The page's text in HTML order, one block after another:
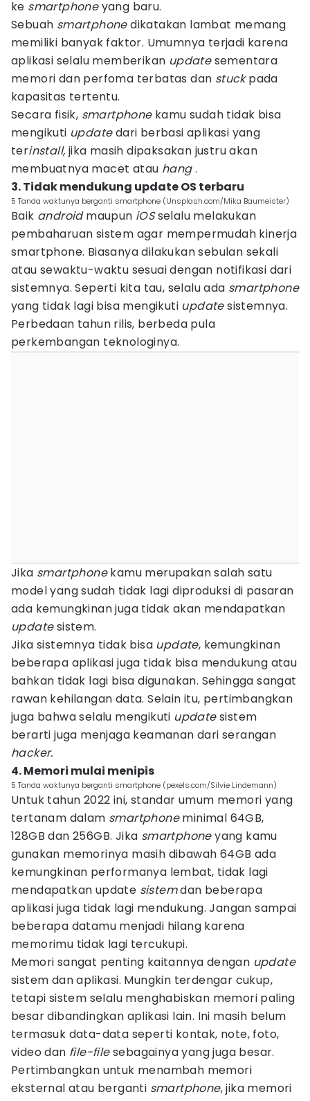
ke smartphoneyang baru.
Sebuah smartphonedikatakan lambat memang
memiliki banyak faktor. Umumnya terjadi karena
aplikasi selalu memberikan updatesementara
memori dan perfoma terbatas dan stuckpada
kapasitas tertentu.
Secara fisik, smartphonekamu sudah tidak bisa
mengikuti updatedari berbasi aplikasi yang
terinstall, jika masih dipaksakan justru akan
membuatnya macet atau hang.
3. Tidak mendukung update OS terbaru
5 Tanda waktunya berganti smartphone (Unsplash.com/Mika Baumeister)
Baik androidmaupun iOSselalu melakukan
pembaharuan sistem agar mempermudah kinerja
smartphone. Biasanya dilakukan sebulan sekali
atau sewaktu-waktu sesuai dengan notifikasi dari
sistemnya. Seperti kita tau, selalu ada smartphone
yang tidak lagi bisa mengikuti updatesistemnya.
Perbedaan tahun rilis, berbeda pula
perkembangan teknologinya.
Jika smartphonekamu merupakan salah satu
model yang sudah tidak lagi diproduksi di pasaran
ada kemungkinan juga tidak akan mendapatkan
updatesistem.
Jika sistemnya tidak bisa update, kemungkinan
beberapa aplikasi juga tidak bisa mendukung atau
bahkan tidak lagi bisa digunakan. Sehingga sangat
rawan kehilangan data. Selain itu, pertimbangkan
juga bahwa selalu mengikuti updatesistem
berarti juga menjaga keamanan dari serangan
hacker.
4. Memori mulai menipis
5 Tanda waktunya berganti smartphone (pexels.com/Silvie Lindemann)
Untuk tahun 2022 ini, standar umum memori yang
tertanam dalam smartphoneminimal 64GB,
128GB dan 256GB. Jika smartphoneyang kamu
gunakan memorinya masih dibawah 64GB ada
kemungkinan performanya lembat, tidak lagi
mendapatkan update sistemdan beberapa
aplikasi juga tidak lagi mendukung. Jangan sampai
beberapa datamu menjadi hilang karena
memorimu tidak lagi tercukupi.
Memori sangat penting kaitannya dengan update
sistem dan aplikasi. Mungkin terdengar cukup,
tetapi sistem selalu menghabiskan memori paling
besar dibandingkan aplikasi lain. Ini masih belum
termasuk data-data seperti kontak, note, foto,
video dan file-filesebagainya yang juga besar.
Pertimbangkan untuk menambah memori
eksternal atau berganti smartphone, jika memori